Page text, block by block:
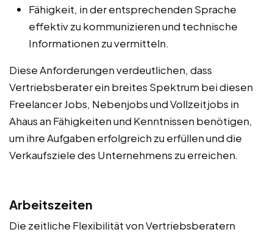
Fähigkeit, in der entsprechenden Sprache
effektiv zu kommunizieren und technische
Informationen zu vermitteln.
Diese Anforderungen verdeutlichen, dass
Vertriebsberater ein breites Spektrum bei diesen
Freelancer Jobs, Nebenjobs und Vollzeitjobs in
Ahaus an Fähigkeiten und Kenntnissen benötigen,
um ihre Aufgaben erfolgreich zu erfüllen und die
Verkaufsziele des Unternehmens zu erreichen.
Arbeitszeiten
Die zeitliche Flexibilität von Vertriebsberatern